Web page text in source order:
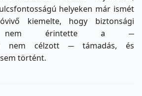
helyeken már ismét
kiemelte, hogy biztonsági
nem érintette a ─
nem célzott ─ támadás, és
történt.